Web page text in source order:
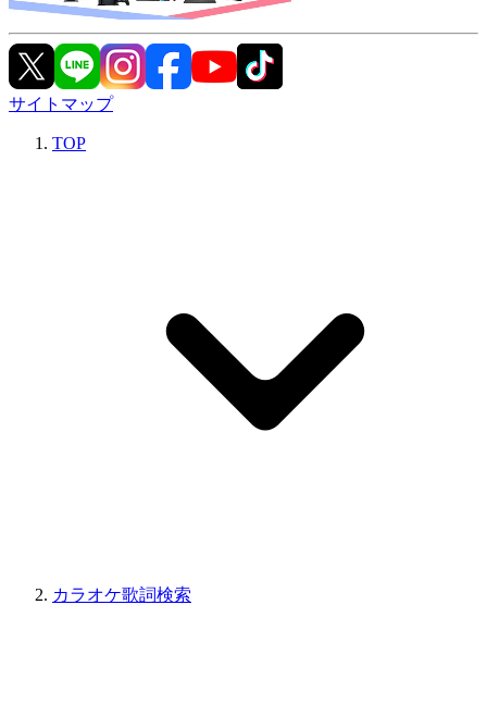
サイトマップ
TOP
カラオケ歌詞検索